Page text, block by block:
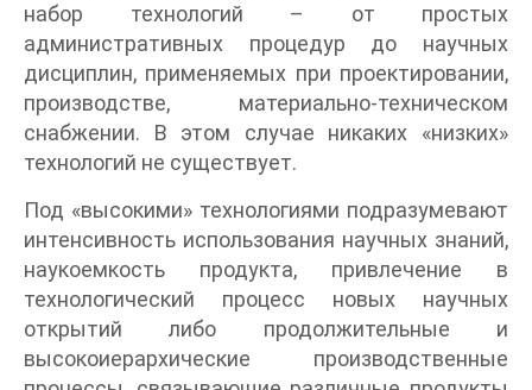
набор технологий – от простых
административных процедур до научных
дисциплин, применяемых при проектировании,
производстве, материально-техническом
снабжении. В этом случае никаких «низких»
технологий не существует.
Под «высокими» технологиями подразумевают
интенсивность использования научных знаний,
наукоемкость продукта, привлечение в
технологический процесс новых научных
открытий либо продолжительные и
высокоиерархические производственные